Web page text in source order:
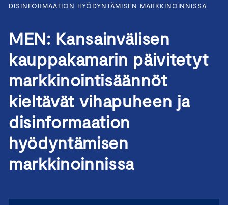
DISINFORMAATION HYÖDYNTÄMISEN MARKKINOINNISSA
MEN: Kansainvälisen
kauppakamarin päivitetyt
markkinointisäännöt
kieltävät vihapuheen ja
disinformaation
hyödyntämisen
markkinoinnissa